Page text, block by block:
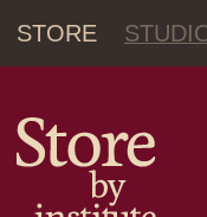
STORE STUDIO
•